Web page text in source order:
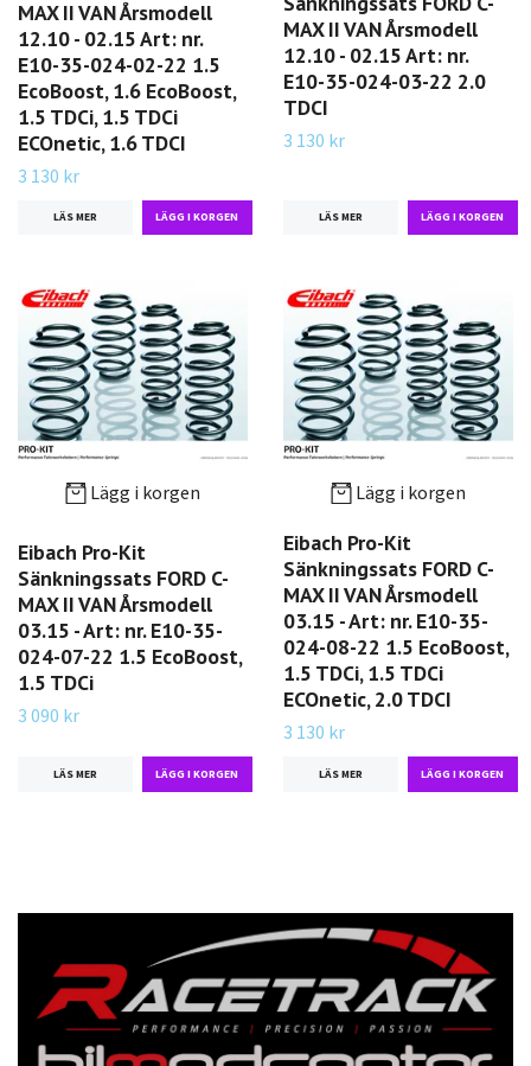
MAX II VAN Årsmodell
12.10 - 02.15 Art: nr.
E10-35-024-02-22 1.5
EcoBoost, 1.6 EcoBoost,
1.5 TDCi, 1.5 TDCi
ECOnetic, 1.6 TDCI
3 130 kr
LÄS MER
MAX II VAN Årsmodell
12.10 - 02.15 Art: nr.
E10-35-024-03-22 2.0
TDCI
3 130 kr
LÄS MER
Lägg i korgen
Eibach Pro-Kit
Sänkningssats FORD C-
MAX II VAN Årsmodell
03.15 - Art: nr. E10-35-
024-07-22 1.5 EcoBoost,
1.5 TDCi
3 090 kr
LÄS MER
Lägg i korgen
Eibach Pro-Kit
Sänkningssats FORD C-
MAX II VAN Årsmodell
03.15 - Art: nr. E10-35-
024-08-22 1.5 EcoBoost,
1.5 TDCi, 1.5 TDCi
ECOnetic, 2.0 TDCI
3 130 kr
LÄS MER